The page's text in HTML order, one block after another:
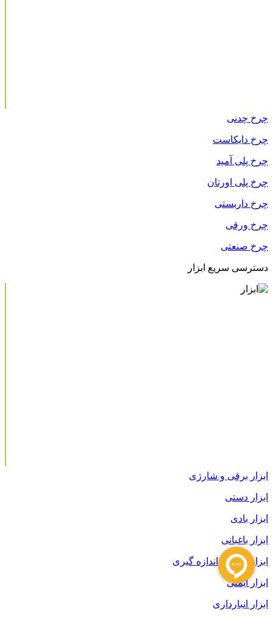
چرخ چدنی
چرخ دایکاست
چرخ پلی آمید
چرخ پلی اورتان
چرخ داربستی
چرخ ورقی
چرخ صنعتی
دسترسی سریع ابزار
ابزار برقی و شارژی
ابزار دستی
ابزار بادی
ابزار باغبانی
ابزار دقیق و اندازه گیری
ابزار ایمنی
ابزار انبارداری